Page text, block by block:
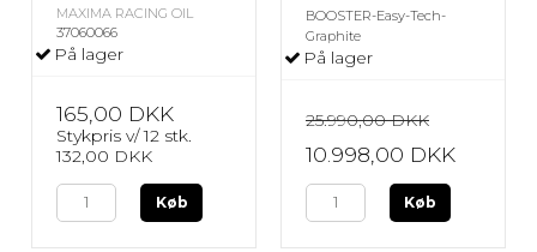
MAXIMA RACING OIL
37060066
På lager
165,00 DKK
Stykpris v/ 12 stk.
132,00 DKK
Køb
BOOSTER-Easy-Tech-
Graphite
På lager
25.990,00 DKK
10.998,00 DKK
Køb